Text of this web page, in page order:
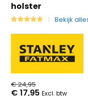
holster
Bekijk
€ 24,95
€ 17,95Excl. btw